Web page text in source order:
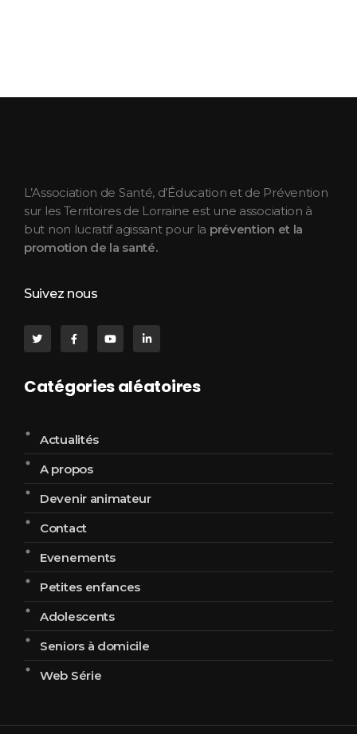
L’Association de Santé, d’Éducation et de Prévention
sur les Territoires de Lorraine est une association à
but non lucratif agissant pour la prévention et la
promotion de la santé.
Suivez nous
Catégories aléatoires
Actualités
A propos
Devenir animateur
Contact
Evenements
Petites enfances
Adolescents
Seniors à domicile
Web Série